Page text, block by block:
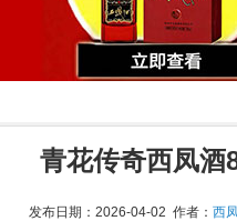
青花传奇西凤酒
发布日期：2026-04-02 作者： 西